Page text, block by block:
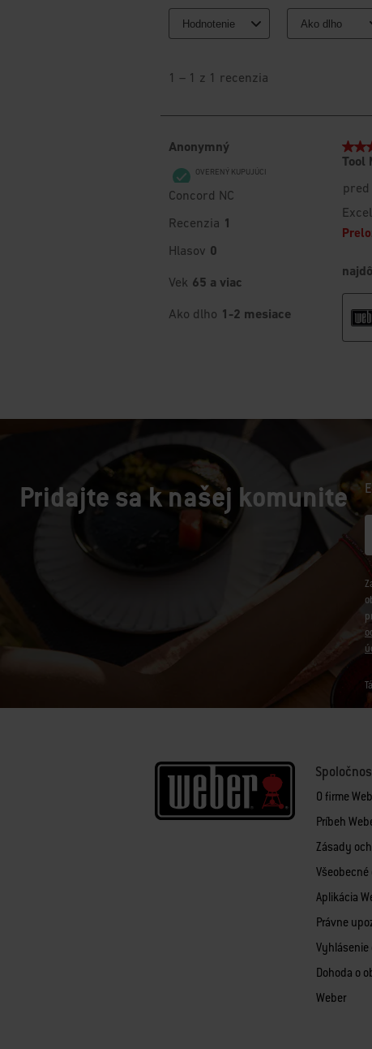
Pridajte sa k našej komunite
O firme
Príbeh
Zásady
Aplikácia
Právne
Vyhlásenie
Dohoda o
Weber